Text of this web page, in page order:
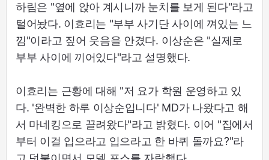
하림은 "옆에 앉아 계시니까 눈치를 보게 된다"라고
털어놨다. 이효리는 "부부 사기단 사이에 껴있는 느
낌"이라고 짚어 웃음을 안겼다. 이상순은 "실제로
부부 사이에 끼어있다"라고 설명했다.
이효리는 근황에 대해 "저 요가 학원 운영하고 있
다. '완벽한 하루 이상순입니다' MD가 나왔다고 해
서 마네킹으로 끌려왔다"라고 밝혔다. 이어 "집에서
부터 이걸 입으라고 입으라고 한 바퀴 돌까요?"라